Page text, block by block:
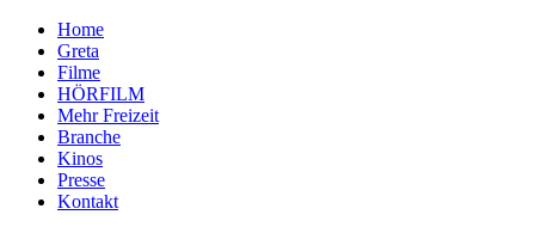
Home
Greta
Filme
HÖRFILM
Mehr Freizeit
Branche
Kinos
Presse
Kontakt